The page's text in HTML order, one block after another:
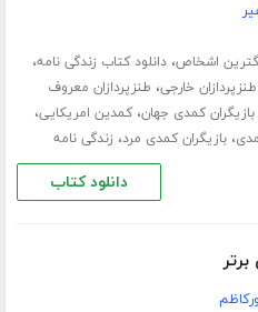
اشخاص،دانلود کتاب زندگی نامه،
طنزپردازان خارجی، طنزپردازان معروف
کمدی جهان،کمدین امریکایی،
،بازیگران کمدی مرد، زندگی نامه
دانلود کتاب